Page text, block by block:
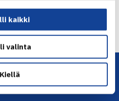
kaikki
valinta
Kiellä
Tenniskeskus täyttyy…